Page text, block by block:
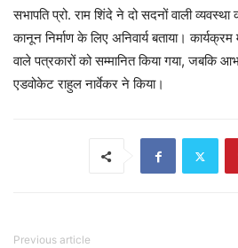
सभापति प्रो. राम शिंदे ने दो सदनों वाली
कानून निर्माण के लिए अनिवार्य बताया।
वाले पत्रकारों को सम्मानित किया गया, जबकि
एडवोकेट राहुल नार्वेकर ने किया।
Previous article